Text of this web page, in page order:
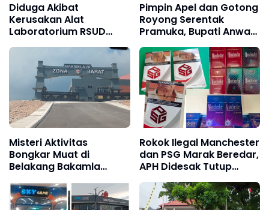
Diduga Akibat
Kerusakan Alat
Laboratorium RSUD
Mandau, Keluarga
Pasien Terpaksa Bawa
Pulang Anak Usai
Operasi di RS Thursina,
Meski Membutuhkan
Transfusi Darah
Pimpin Apel dan Gotong
Royong Serentak
Pramuka, Bupati Anwar
Sadat Ajak Generasi
Muda Wujudkan Dasa
Darma Melalui Aksi
Nyata Peduli Lingkungan
Misteri Aktivitas
Bongkar Muat di
Belakang Bakamla
APH Didesak Lakukan
Penindakan
Rokok Ilegal Manchester
dan PSG Marak Beredar,
APH Didesak Tutup
Pabrik dan Tindak Mafia
Penyelundup